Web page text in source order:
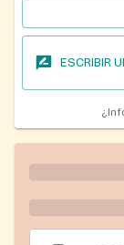
ESCRIBIR